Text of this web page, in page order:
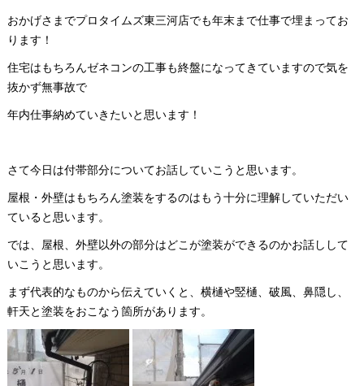
おかげさまでプロタイムズ東三河店でも年末まで仕事で埋まってお
ります！
住宅はもちろんゼネコンの工事も終盤になってきていますので気を
抜かず無事故で
年内仕事納めていきたいと思います！
さて今日は付帯部分についてお話していこうと思います。
屋根・外壁はもちろん塗装をするのはもう十分に理解していただい
ていると思います。
では、屋根、外壁以外の部分はどこが塗装ができるのかお話しして
いこうと思います。
まず代表的なものから伝えていくと、横樋や竪樋、破風、鼻隠し、
軒天と塗装をおこなう箇所があります。